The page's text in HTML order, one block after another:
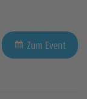
Zum Event